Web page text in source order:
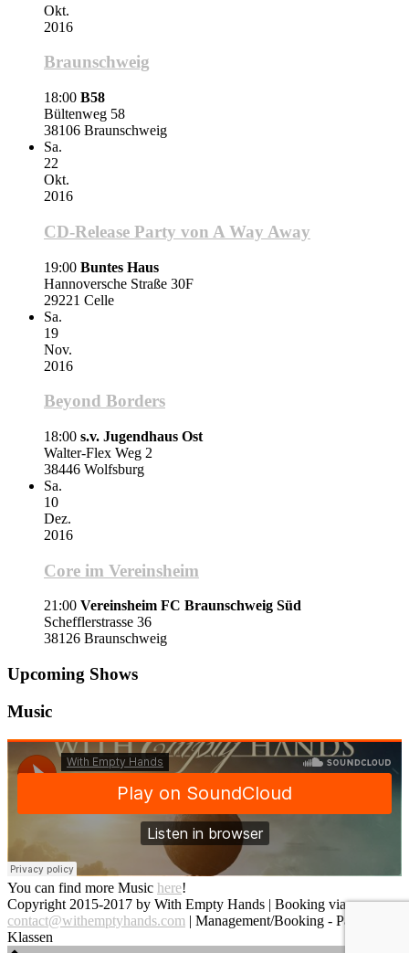
Okt.
2016
Braunschweig
18:00 B58
Bültenweg 58
38106 Braunschweig
Sa.
22
Okt.
2016
CD-Release Party von A Way Away
19:00 Buntes Haus
Hannoversche Straße 30F
29221 Celle
Sa.
19
Nov.
2016
Beyond Borders
18:00 s.v. Jugendhaus Ost
Walter-Flex Weg 2
38446 Wolfsburg
Sa.
10
Dez.
2016
Core im Vereinsheim
21:00 Vereinsheim FC Braunschweig Süd
Schefflerstrasse 36
38126 Braunschweig
Upcoming Shows
Music
You can find more Music here!
Copyright 2015-2017 by With Empty Hands | Booking via
contact@withemptyhands.com | Management/Booking - Paul
Klassen